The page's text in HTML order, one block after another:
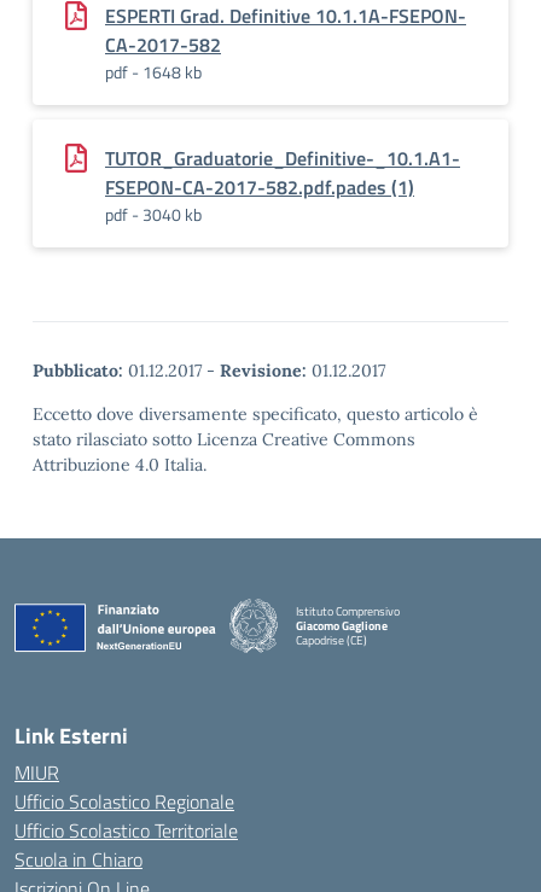
ESPERTI Grad. Definitive 10.1.1A-FSEPON-
CA-2017-582
pdf - 1648 kb
TUTOR_Graduatorie_Definitive-_10.1.A1-
FSEPON-CA-2017-582.pdf.pades (1)
pdf - 3040 kb
Pubblicato: 01.12.2017 - Revisione: 01.12.2017
Eccetto dove diversamente specificato, questo articolo è
stato rilasciato sotto Licenza Creative Commons
Attribuzione 4.0 Italia.
Istituto Comprensivo
Giacomo Gaglione
Capodrise (CE)
— Visita la pagina iniziale della scuola
Link Esterni
MIUR
Ufficio Scolastico Regionale
Ufficio Scolastico Territoriale
Scuola in Chiaro